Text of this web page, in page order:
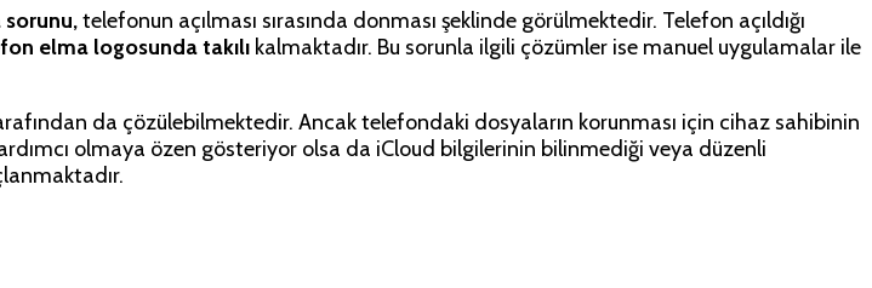
telefonun açılması sırasında donması şeklinde görülmektedir. Telefon açıldığı
elma logosunda takılı kalmaktadır. Bu sorunla ilgili çözümler ise manuel uygulamalar ile
da çözülebilmektedir. Ancak telefondaki dosyaların korunması için cihaz sahibinin
olmaya özen gösteriyor olsa da iCloud bilgilerinin bilinmediği veya düzenli